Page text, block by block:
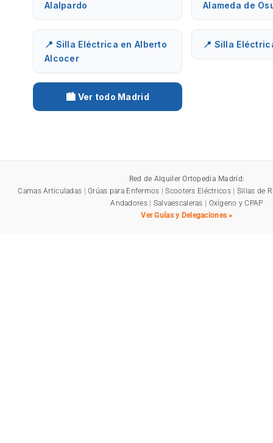
Alalpardo
Alameda de
📍 Silla Eléctrica en Alberto
Alcocer
📍 Silla
🏙️ Ver todo Madrid
Red de Alquiler Ortopedia Madrid:
Camas Articuladas |Grúas para Enfermos |Scooters Eléctricos| Sillas de
Andadores| Salvaescaleras | Oxígeno y CPAP
Ver Guías y Delegaciones »